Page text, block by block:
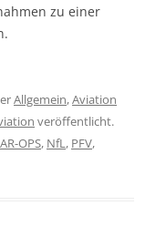
zu einer
Allgemein,Aviation
veröffentlicht.
OPS, NfL, PFV,